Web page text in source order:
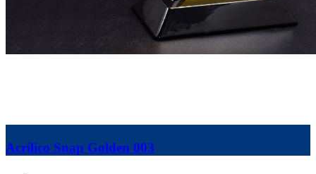
Acrílico Snap Golden 003